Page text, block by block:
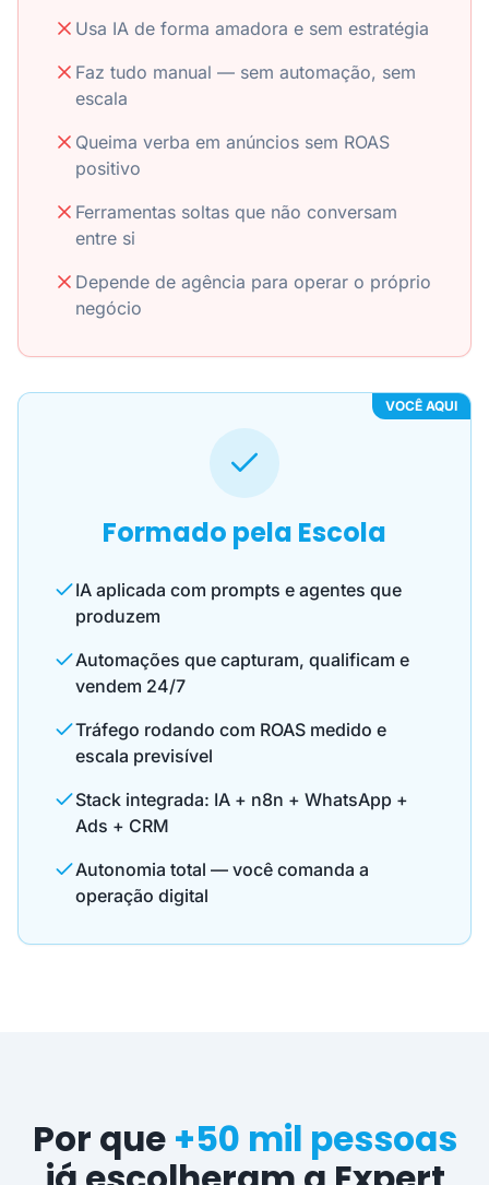
Usa IA de forma amadora e sem estratégia
Faz tudo manual — sem automação, sem
escala
Queima verba em anúncios sem ROAS
positivo
Ferramentas soltas que não conversam
entre si
Depende de agência para operar o próprio
negócio
VOCÊ AQUI
Formado pela Escola
IA aplicada com prompts e agentes que
produzem
Automações que capturam, qualificam e
vendem 24/7
Tráfego rodando com ROAS medido e
escala previsível
Stack integrada: IA + n8n + WhatsApp +
Ads + CRM
Autonomia total — você comanda a
operação digital
Por que +50 mil pessoas